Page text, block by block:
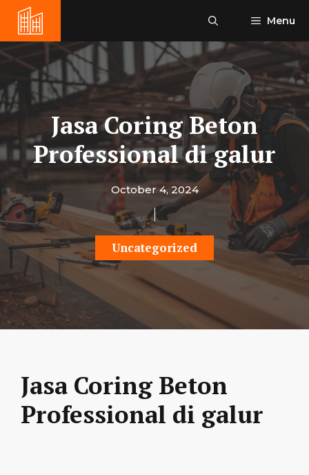
content
Menu
Jasa Coring Beton
Professional di galur
October 4, 2024
Uncategorized
Jasa Coring Beton
Professional di galur